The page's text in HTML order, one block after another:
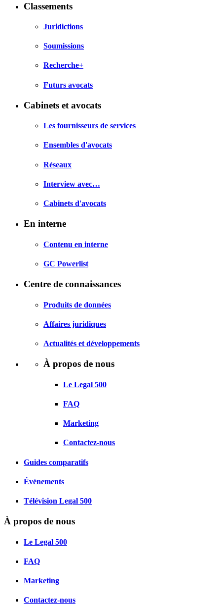
Classements
Juridictions
Soumissions
Recherche+
Futurs avocats
Cabinets et avocats
Les fournisseurs de services
Ensembles d'avocats
Réseaux
Interview avec…
Cabinets d'avocats
En interne
Contenu en interne
GC Powerlist
Centre de connaissances
Produits de données
Affaires juridiques
Actualités et développements
À propos de nous
Le Legal 500
FAQ
Marketing
Contactez-nous
Guides comparatifs
Événements
Télévision Legal 500
À propos de nous
Le Legal 500
FAQ
Marketing
Contactez-nous